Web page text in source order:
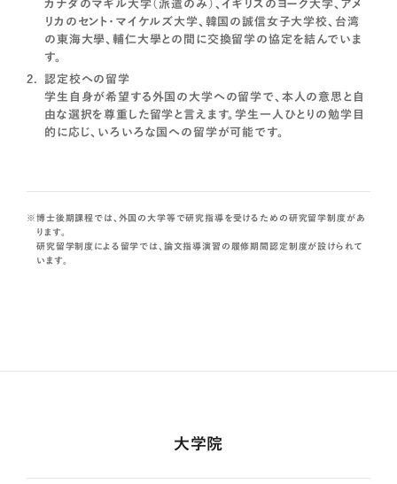
カナダのマギル大学（派遣のみ）、イギリスのヨーク大学、アメ
リカのセント・マイケルズ大学、韓国の誠信女子大学校、台湾
の東海大學、輔仁大學との間に交換留学の協定を結んでいま
す。
認定校への留学
学生自身が希望する外国の大学への留学で、本人の意思と自
由な選択を尊重した留学と言えます。学生一人ひとりの勉学目
的に応じ、いろいろな国への留学が可能です。
博士後期課程では、外国の大学等で研究指導を受けるための研究留学制度があ
ります。
研究留学制度による留学では、論文指導演習の履修期間認定制度が設けられて
います。
大学院